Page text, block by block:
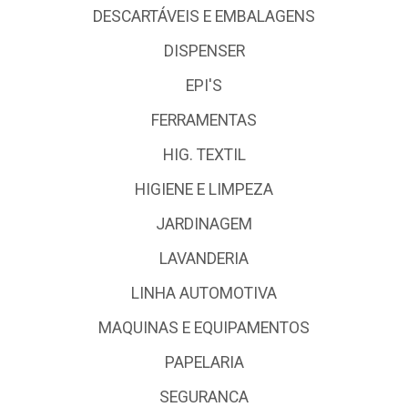
DESCARTÁVEIS E EMBALAGENS
DISPENSER
EPI'S
FERRAMENTAS
HIG. TEXTIL
HIGIENE E LIMPEZA
JARDINAGEM
LAVANDERIA
LINHA AUTOMOTIVA
MAQUINAS E EQUIPAMENTOS
PAPELARIA
SEGURANCA